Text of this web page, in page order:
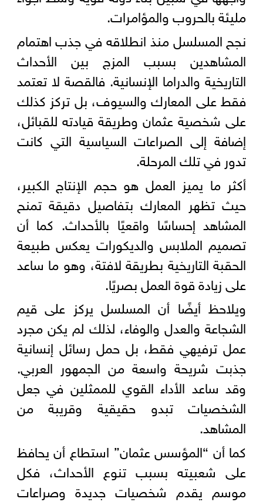
مليئة بالحروب والمؤامرات.
نجح المسلسل منذ انطلاقه في جذب اهتمام
المشاهدين بسبب المزج بين الأحداث
التاريخية والدراما الإنسانية. فالقصة لا تعتمد
فقط على المعارك والسيوف، بل تركز كذلك
على شخصية عثمان وطريقة قيادته للقبائل،
إضافة إلى الصراعات السياسية التي كانت
تدور في تلك المرحلة.
أكثر ما يميز العمل هو حجم الإنتاج الكبير،
حيث تظهر المعارك بتفاصيل دقيقة تمنح
المشاهد إحساسًا واقعيًا بالأحداث. كما أن
تصميم الملابس والديكورات يعكس طبيعة
الحقبة التاريخية بطريقة لافتة، وهو ما ساعد
على زيادة قوة العمل بصريًا.
ويلاحظ أيضًا أن المسلسل يركز على قيم
الشجاعة والعدل والوفاء، لذلك لم يكن مجرد
عمل ترفيهي فقط، بل حمل رسائل إنسانية
جذبت شريحة واسعة من الجمهور العربي.
وقد ساعد الأداء القوي للممثلين في جعل
الشخصيات تبدو حقيقية وقريبة من
المشاهد.
كما أن “المؤسس عثمان” استطاع أن يحافظ
على شعبيته بسبب تنوع الأحداث، فكل
موسم يقدم شخصيات جديدة وصراعات